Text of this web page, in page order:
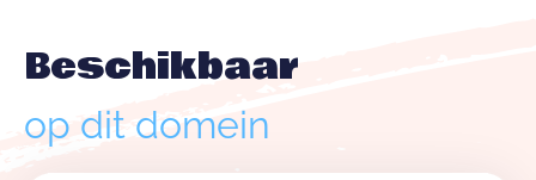
Beschikbaar
op dit domein